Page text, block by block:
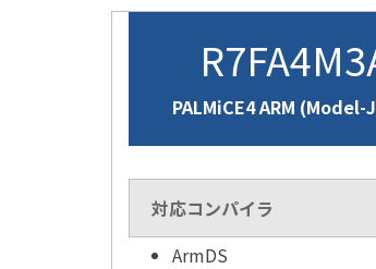
PALMiCE4 ARM (Model-
対応コンパイラ
ArmDS